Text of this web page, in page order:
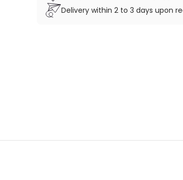
Delivery within 2 to 3 days upon